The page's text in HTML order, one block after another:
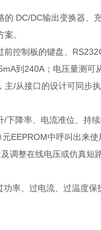
DC/DC输出变换器、
。
控制板的键盘、
到 240A ；电压量测可
主/从接口的设计可同步
/下降率、电流准位、持
元EEPROM中呼叫出来使
调整在线电压或仿真短
功率、过电流、过温度